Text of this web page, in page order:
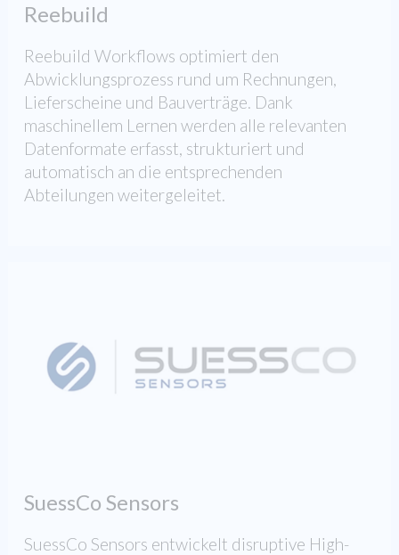
Reebuild
Reebuild Workflows optimiert den
Abwicklungsprozess rund um Rechnungen,
Lieferscheine und Bauverträge. Dank
maschinellem Lernen werden alle relevanten
Datenformate erfasst, strukturiert und
automatisch an die entsprechenden
Abteilungen weitergeleitet.
SuessCo Sensors
SuessCo Sensors entwickelt disruptive High-